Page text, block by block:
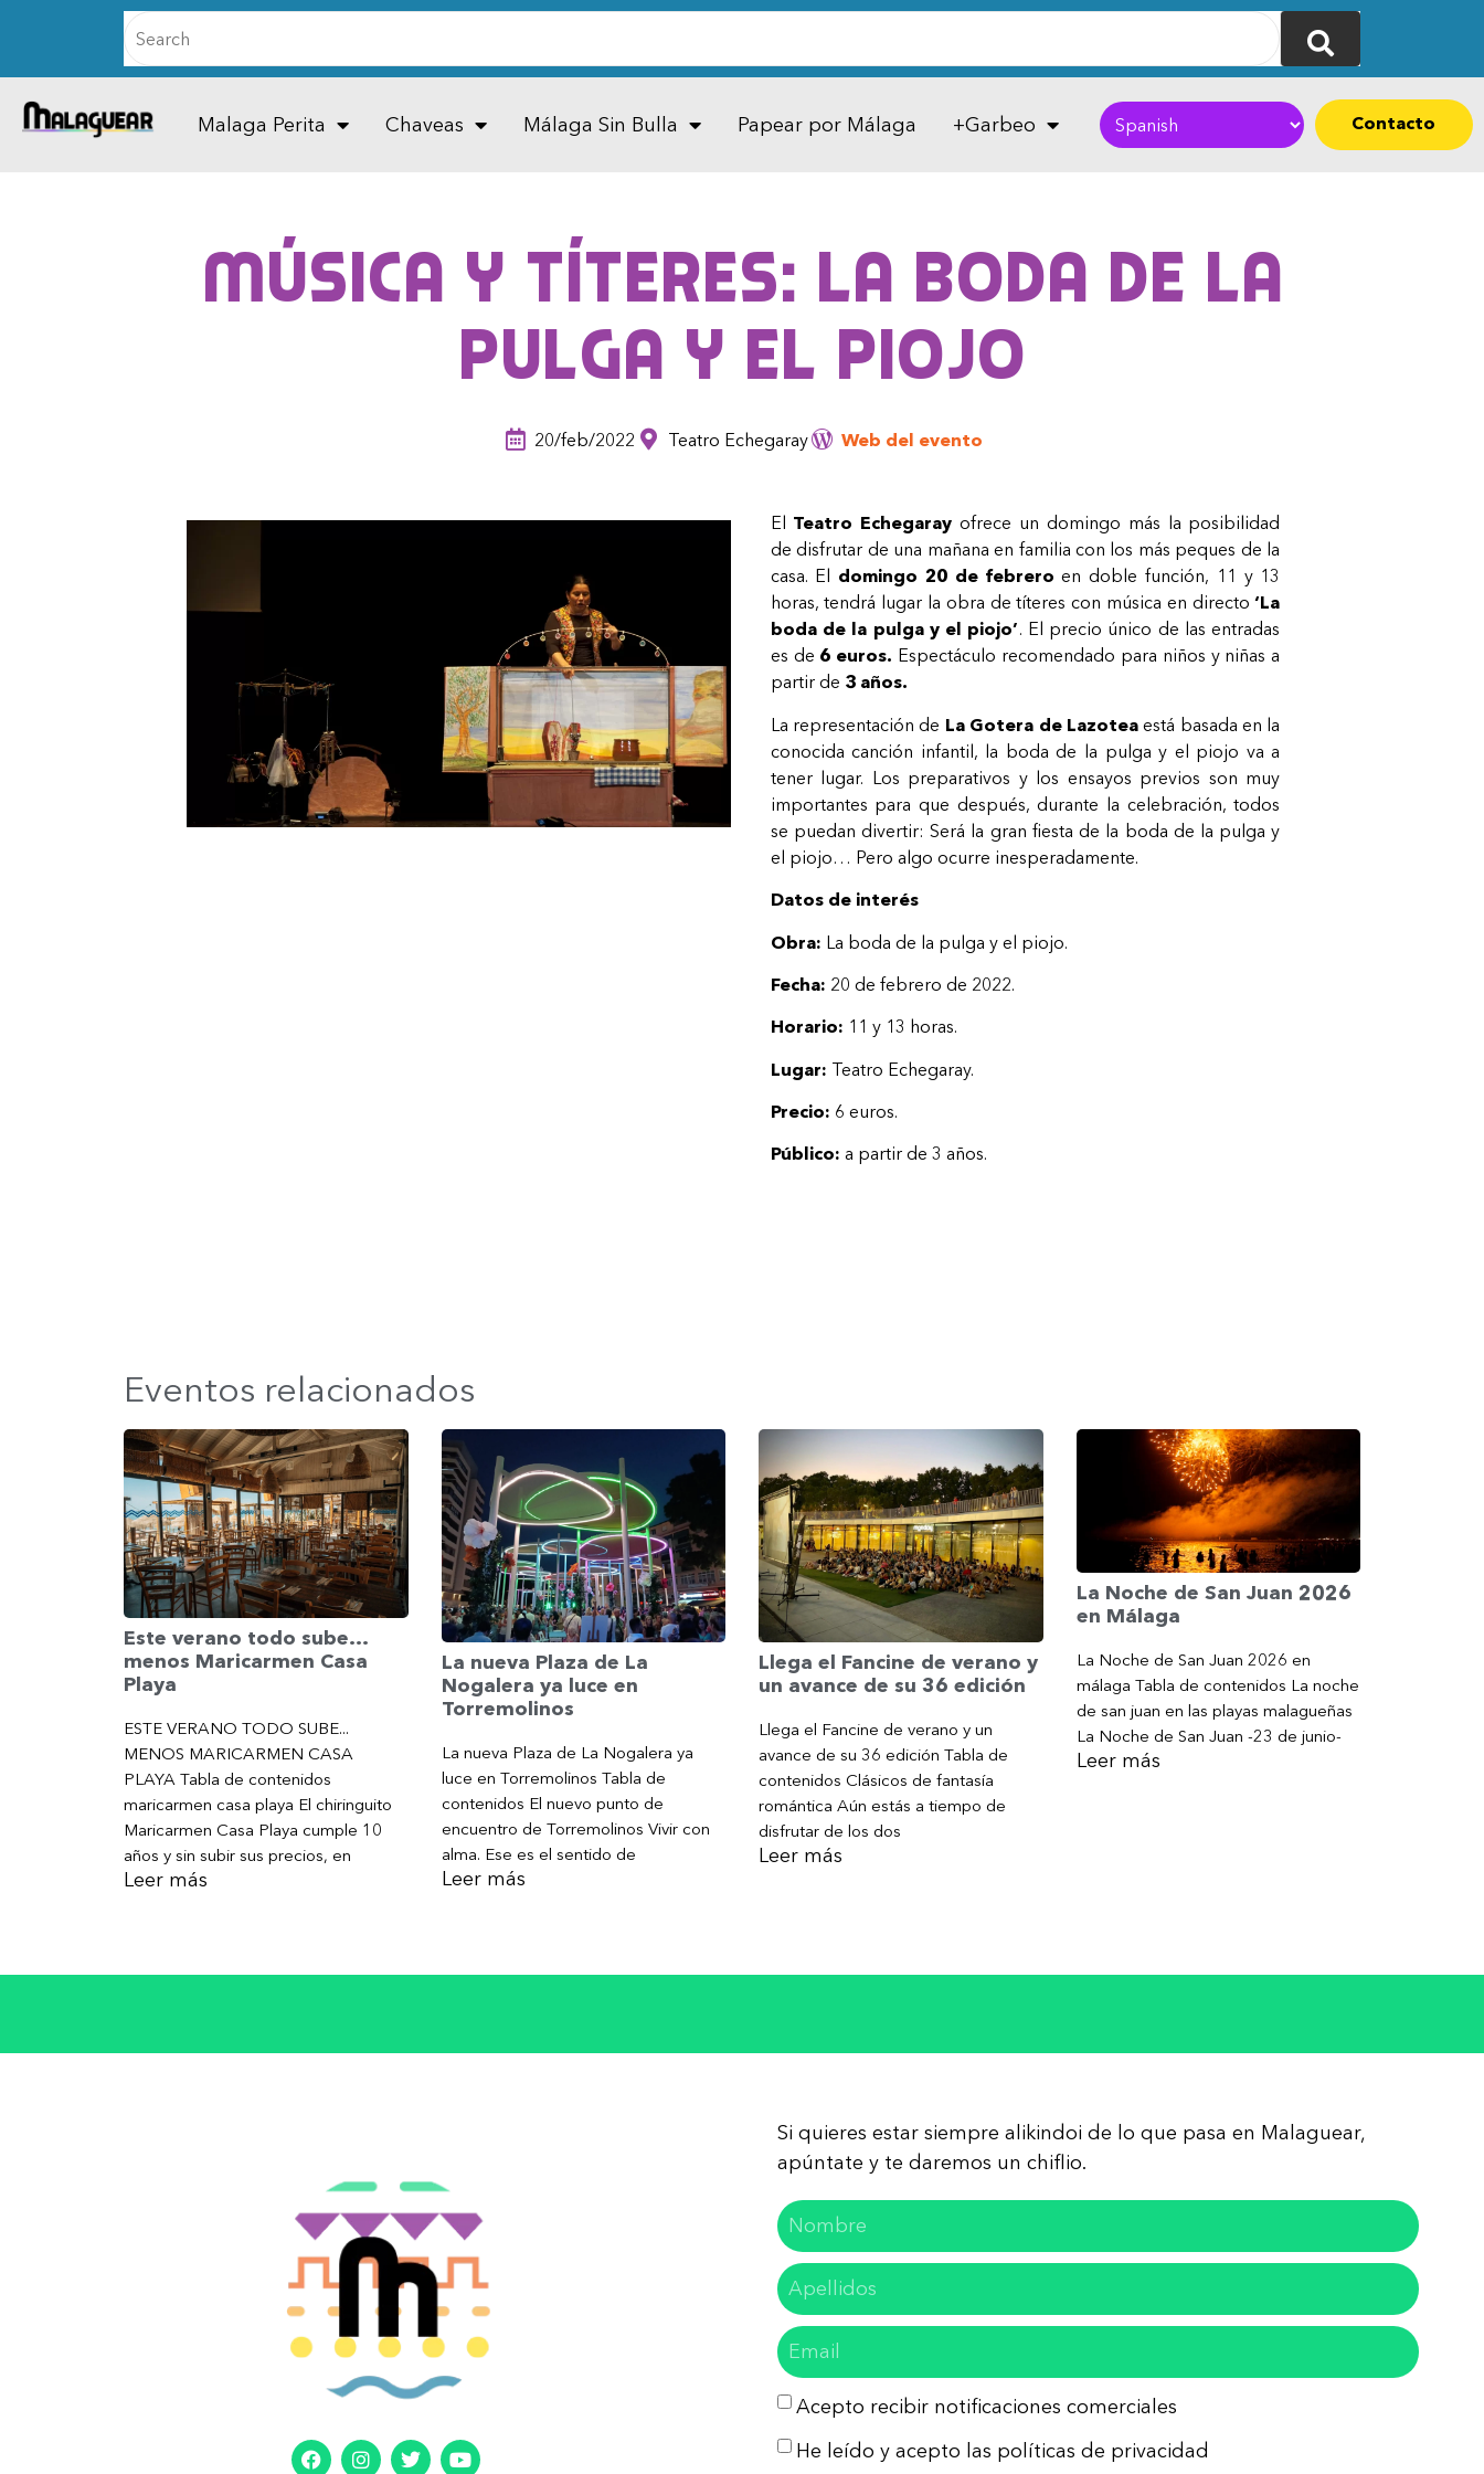
Malaga Perita Chaveas Málaga Sin Bulla Papear por Málaga +Garbeo Contacto
Música y títeres: La boda de la
pulga y el piojo
20/feb/2022 Teatro Echegaray Web del evento
El Teatro Echegaray ofrece un domingo más la posibilidad
de disfrutar de una mañana en familia con los más peques de la
casa. El domingo 20 de febrero en doble función, 11 y 13
horas, tendrá lugar la obra de títeres con música en directo‘La
boda de la pulga y el piojo’. El precio único de las entradas
es de 6 euros. Espectáculo recomendado para niños y niñas a
partir de 3 años.
La representación de La Gotera de Lazoteaestá basada en la
conocida canción infantil, la boda de la pulga y el piojo va a
tener lugar. Los preparativos y los ensayos previos son muy
importantes para que después, durante la celebración, todos
se puedan divertir: Será la gran fiesta de la boda de la pulga y
el piojo… Pero algo ocurre inesperadamente.
Datos de interés
Obra: La boda de la pulga y el piojo.
Fecha: 20 de febrero de 2022.
Horario: 11 y 13 horas.
Lugar: Teatro Echegaray.
Precio: 6 euros.
Público: a partir de 3 años.
Eventos relacionados
Este verano todo sube…
menos Maricarmen Casa
Playa
ESTE VERANO TODO SUBE...
MENOS MARICARMEN CASA
PLAYA Tabla de contenidos
maricarmen casa playa El chiringuito
Maricarmen Casa Playa cumple 10
años y sin subir sus precios, en
Leer más
La nueva Plaza de La
Nogalera ya luce en
Torremolinos
La nueva Plaza de La Nogalera ya
luce en Torremolinos Tabla de
contenidos El nuevo punto de
encuentro de Torremolinos Vivir con
alma. Ese es el sentido de
Leer más
Llega el Fancine de verano y
un avance de su 36 edición
Llega el Fancine de verano y un
avance de su 36 edición Tabla de
contenidos Clásicos de fantasía
romántica Aún estás a tiempo de
disfrutar de los dos
Leer más
La Noche de San Juan 2026
en Málaga
La Noche de San Juan 2026 en
málaga Tabla de contenidos La noche
de san juan en las playas malagueñas
La Noche de San Juan -23 de junio-
Leer más
Si quieres estar siempre alikindoi de lo que pasa en Malaguear,
apúntate y te daremos un chiflio.
Acepto recibir notificaciones comerciales
He leído y acepto las políticas de privacidad